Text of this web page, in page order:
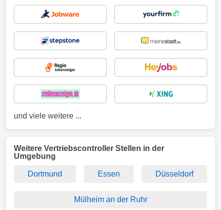
und viele weitere ...
Weitere Vertriebscontroller Stellen in der
Umgebung
Dortmund Essen Düsseldorf
Mülheim an der Ruhr